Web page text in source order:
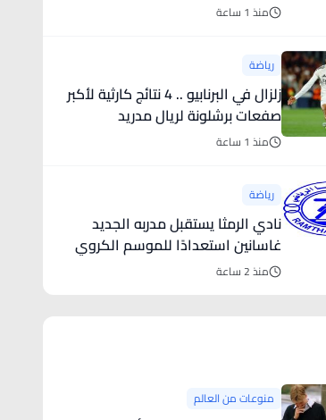
منذ 1 ساعة
رياضة
زلزال في البرنابيو .. 4 نتائج كارثية لأكبر
صفعات برشلونة لريال مدريد
منذ 1 ساعة
رياضة
نادي الرمثا يستقبل مدربه الجديد
غاسانين استعدادًا للموسم الكروي
المقبل
منذ 2 ساعة
منوعات من العالم